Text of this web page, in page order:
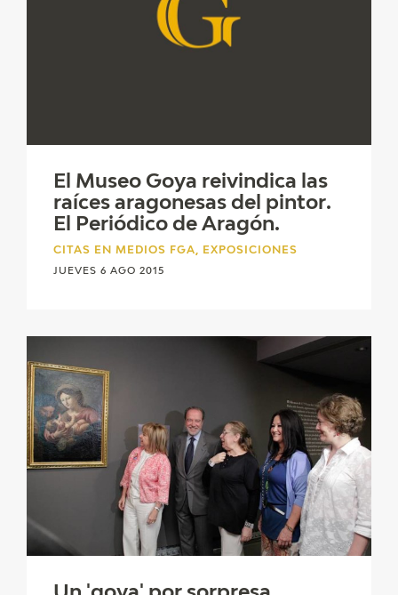
GOYA EN EL MUNDO
PUBLICACIONES
TIENDA
EDUCA
El Museo Goya reivindica las
raíces aragonesas del pintor.
El Periódico de Aragón.
CITAS EN MEDIOS FGA, EXPOSICIONES
JUEVES 6 AGO 2015